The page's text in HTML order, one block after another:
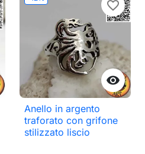

favorite_border
Anello in argento
traforato con grifone
stilizzato liscio